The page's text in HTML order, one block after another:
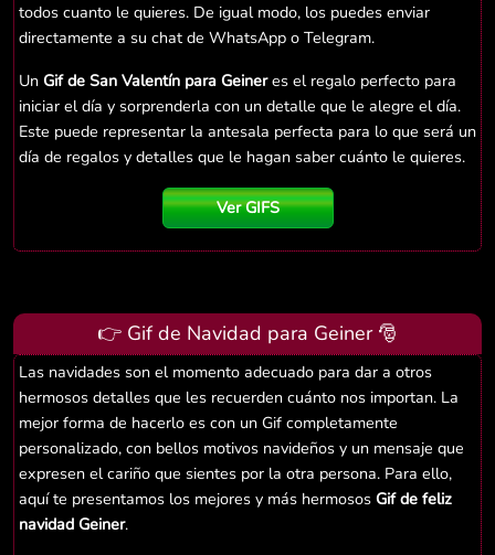
todos cuanto le quieres. De igual modo, los puedes enviar
directamente a su chat de WhatsApp o Telegram.
Un Gif de San Valentín para Geineres el regalo perfecto para
iniciar el día y sorprenderla con un detalle que le alegre el día.
Este puede representar la antesala perfecta para lo que será un
día de regalos y detalles que le hagan saber cuánto le quieres.
Ver GIFS
👉 Gif de Navidad para Geiner 🎅
Las navidades son el momento adecuado para dar a otros
hermosos detalles que les recuerden cuánto nos importan. La
mejor forma de hacerlo es con un Gif completamente
personalizado, con bellos motivos navideños y un mensaje que
expresen el cariño que sientes por la otra persona. Para ello,
aquí te presentamos los mejores y más hermosos Gif de feliz
navidad Geiner.